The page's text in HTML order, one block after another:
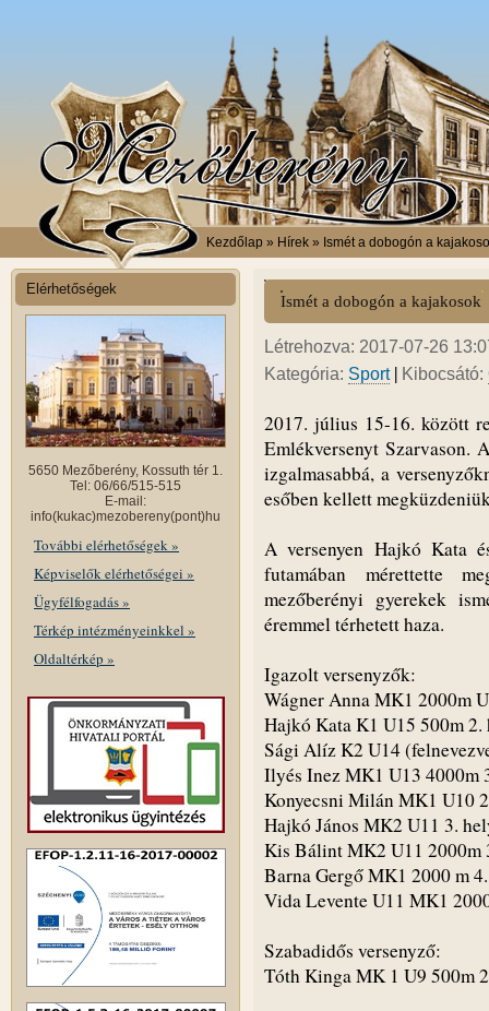
Kezdőlap » Hírek » Ismét a dobogón a
Elérhetőségek
5650 Mezőberény, Kossuth tér 1.
Tel: 06/66/515-515
E-mail:
info(kukac)mezobereny(pont)hu
További elérhetőségek »
Képviselők elérhetőségei »
Ügyfélfogadás »
Térkép intézményeinkkel »
Oldaltérkép »
Ismét a dobogón a kajakosok
Létrehozva: 2017-07-26
Kategória: Sport| Kibocsátó:
2017. július 15-16. között
Emlékversenyt Szarvason.
izgalmasabbá, a
esőben kellett
A versenyen Hajkó Kata
futamában mérettette
mezőberényi gyerekek
éremmel térhetett haza.
Igazolt versenyzők:
Wágner Anna MK1 2000m
Hajkó Kata K1 U15 500m
Sági Alíz K2 U14
Ilyés Inez MK1 U13 4000m
Konyecsni Milán MK1 U10
Hajkó János MK2 U11 3.
Kis Bálint MK2 U11 2000m
Barna Gergő MK1 2000 m
Vida Levente U11 MK1
Szabadidős versenyző:
Tóth Kinga MK 1 U9 500m